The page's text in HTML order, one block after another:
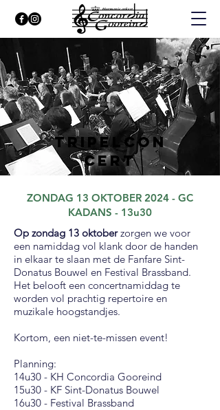
TRIPELCON
CERT
ZONDAG 13 OKTOBER 2024 - GC
KADANS - 13u30
Op zondag 13 oktoberzorgen we voor
een namiddag vol klank door de handen
in elkaar te slaan met de Fanfare Sint-
Donatus Bouwel en Festival Brassband.
Het belooft een concertnamiddag te
worden vol prachtig repertoire en
muzikale hoogstandjes.
Kortom, een niet-te-missen event!
Planning:
14u30 - KH Concordia Gooreind
15u30 - KF Sint-Donatus Bouwel
16u30 - Festival Brassband